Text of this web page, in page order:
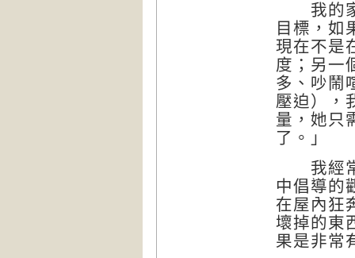
我的家
目標，如
現在不是
度；另一
多、吵鬧
壓迫），
量，她只
了。」
我經常
中倡導的
在屋內狂
壞掉的東
果是非常